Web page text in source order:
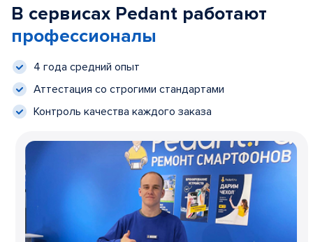
В сервисах Pedant работают
профессионалы
4 года средний опыт
Аттестация со строгими стандартами
Контроль качества каждого заказа